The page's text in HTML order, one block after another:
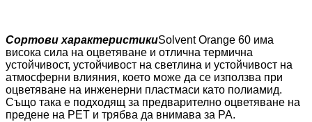
Сортови характеристикиSolvent Orange 60 има
висока сила на оцветяване и отлична термична
устойчивост, устойчивост на светлина и устойчивост на
атмосферни влияния, което може да се използва при
оцветяване на инженерни пластмаси като полиамид.
Също така е подходящ за предварително оцветяване на
предене на PET и трябва да внимава за PA.